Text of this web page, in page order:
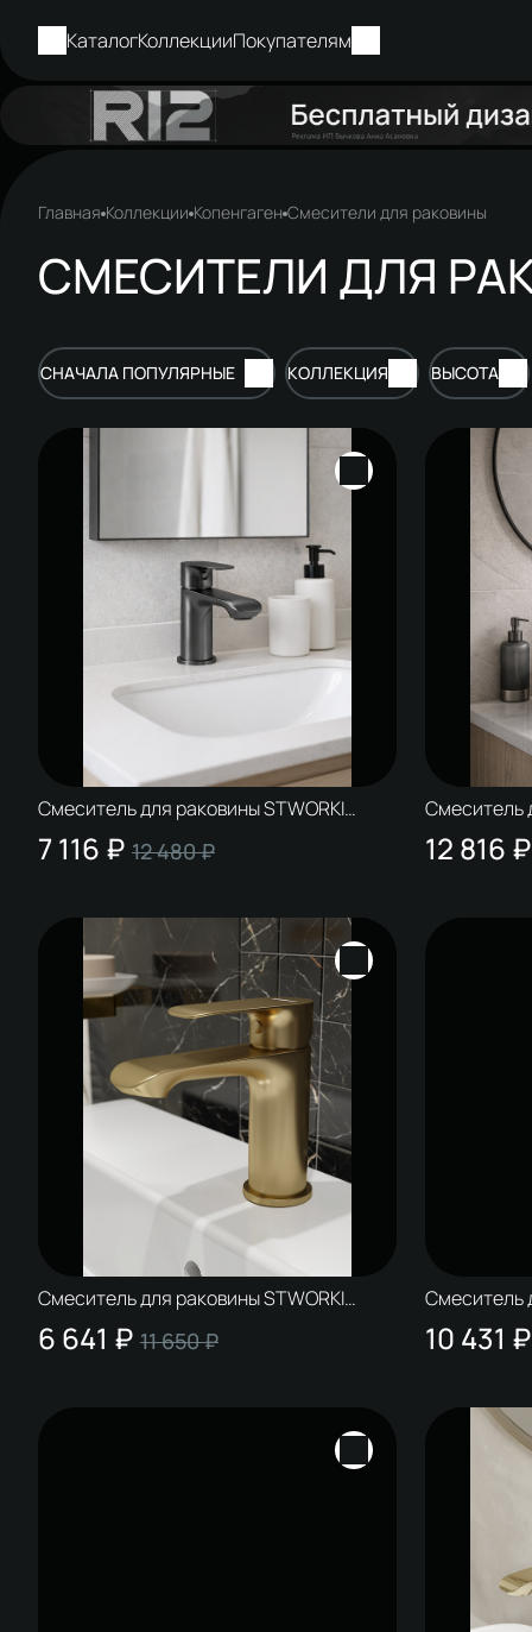
КаталогКоллекцииПокупателям
Главная Коллекции Копенгаген Смесители для раковины
СМЕСИТЕЛИ ДЛЯ
СНАЧАЛА ПОПУЛЯРНЫЕ КОЛЛЕКЦИЯ ВЫСОТА
Смеситель для раковины STWORKI
Копенгаген S42010GB вороненая сталь
7 116 ₽ 12 480 ₽
Смеситель
12 816 ₽
Смеситель для раковины STWORKI
Копенгаген S42010GM матовое золото
6 641 ₽ 11 650 ₽
Смеситель
SW-001CR
10 431 ₽